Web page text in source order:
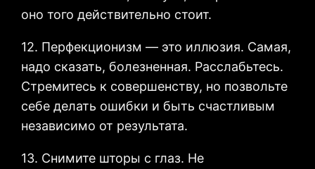
оно того действительно стоит.
12. Перфекционизм — это иллюзия. Самая,
надо сказать, болезненная. Расслабьтесь.
Стремитесь к совершенству, но позвольте
себе делать ошибки и быть счастливым
независимо от результата.
13. Снимите шторы с глаз. Не